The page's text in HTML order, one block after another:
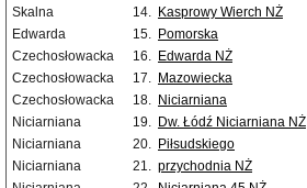
Skalna
14. Kasprowy Wierch NŻ
Edwarda
15. Pomorska
Czechosłowacka
16. Edwarda NŻ
Czechosłowacka
17. Mazowiecka
Czechosłowacka
18. Niciarniana
Niciarniana
19. Dw. Łódź Niciarniana NŻ
Niciarniana
20. Piłsudskiego
Niciarniana
21. przychodnia NŻ